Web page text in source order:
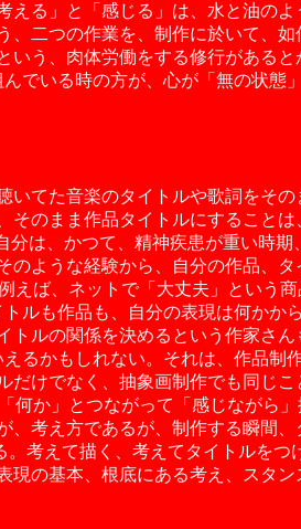
える」と「感じる」は、水と油の
二つの作業を、制作に於いて、如
いう、肉体労働をする修行がある
でいる時の方が、心が「無の状態
いてた音楽のタイトルや歌詞をそ
そのまま作品タイトルにすること
は、かつて、精神疾患が重い時期
のような経験から、自分の作品、
えば、ネットで「大丈夫」という
ルも作品も、自分の表現は何かか
ルの関係を決めるという作家さん
るかもしれない。それは、作品制
だけでなく、抽象画制作でも同じ
何か」とつながって「感じながら
考え方であるが、制作する瞬間、
考えて描く、考えてタイトルをつ
現の基本、根底にある考え、スタン